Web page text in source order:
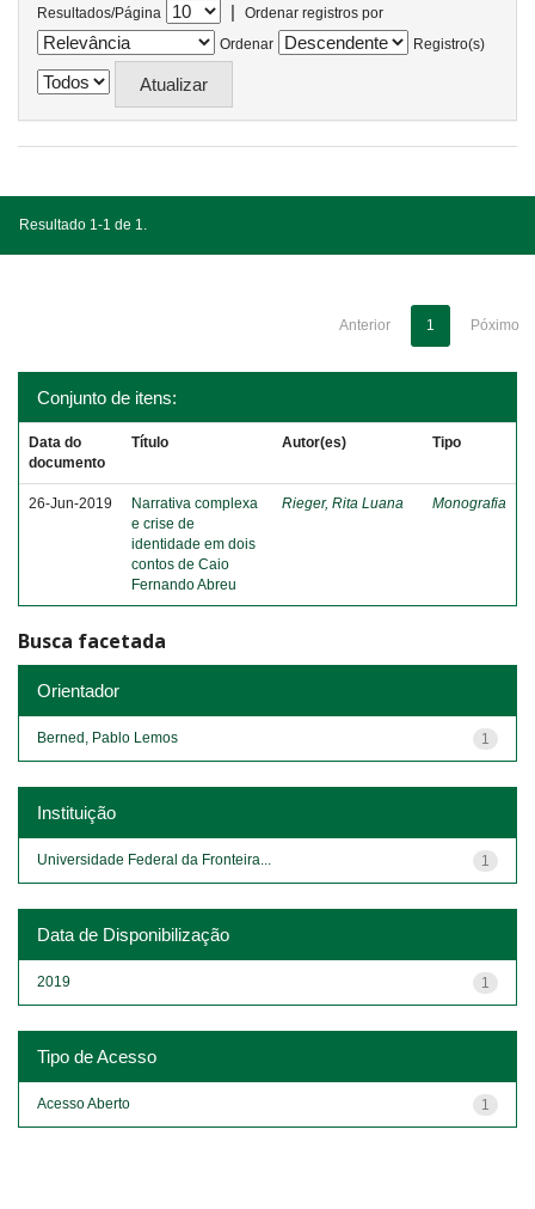
Resultados/Página |
Ordenar registros por
Ordenar
Registro(s)
Resultado 1-1 de 1.
Anterior 1 Póximo
Conjunto de itens:
Data do
documento
Título Autor(es) Tipo
26-Jun-2019
Narrativa complexa
e crise de
identidade em dois
contos de Caio
Fernando Abreu
Rieger, Rita Luana Monografia
Busca facetada
Orientador
1
Berned, Pablo Lemos
Instituição
1
Universidade Federal da Fronteira...
Data de Disponibilização
1
2019
Tipo de Acesso
1
Acesso Aberto